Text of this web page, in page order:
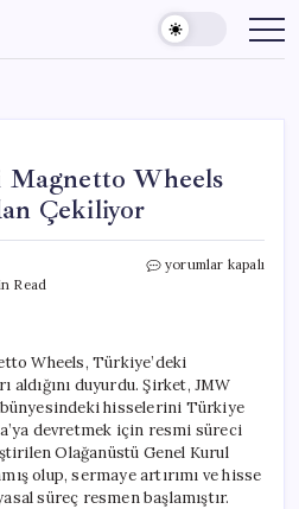
Magnetto Wheels
Çekiliyor
Read
İtalyan
Türkiye
Pazarından
Çekiliyor
için
yorumlar kapalı
Wheels, Türkiye’deki
aldığını duyurdu. Şirket, JMW
bünyesindeki hisselerini Türkiye
devretmek için resmi süreci
Olağanüstü Genel Kurul
olup, sermaye artırımı ve hisse
süreç resmen başlamıştır.